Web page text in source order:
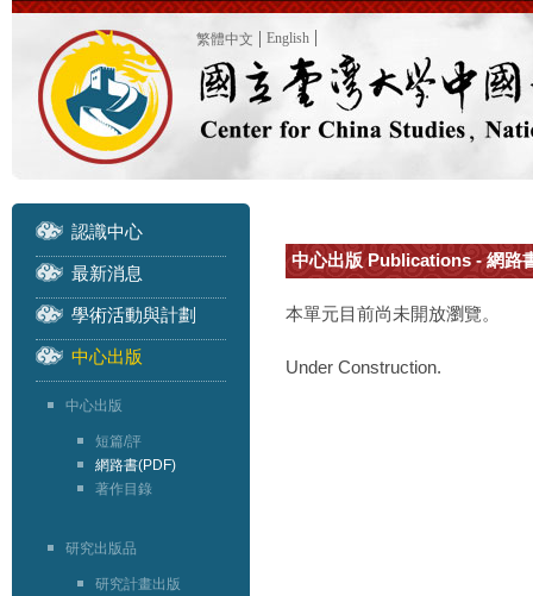
繁體中文 English
認識中心
最新消息
學術活動與計劃
中心出版
中心出版
短篇/評
網路書(PDF)
著作目錄
研究出版品
研究計畫出版
中心出版 Publications - 網路
本單元目前尚未開放瀏覽。
Under Construction.